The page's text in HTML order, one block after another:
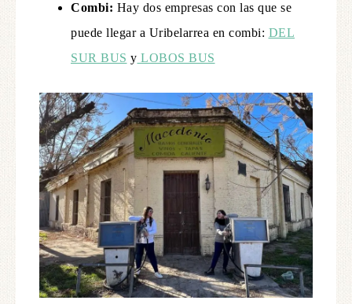
Combi: Hay dos empresas con las que se
puede llegar a Uribelarrea en combi: DEL
SUR BUS y LOBOS BUS